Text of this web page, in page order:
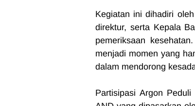
Kegiatan ini dihadiri
direktur, serta Kepala
pemeriksaan
menjadi momen yang
dalam mendorong
Partisipasi Argon